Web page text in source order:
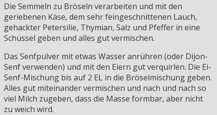
Die Semmeln zu Bröseln verarbeiten und mit den
geriebenen Käse, dem sehr feingeschnittenen Lauch,
gehackter Petersilie, Thymian, Salz und Pfeffer in eine
Schüssel geben und alles gut vermischen.
Das Senfpulver mit etwas Wasser anrühren (oder Dijon-
Senf verwenden) und mit den Eiern gut verquirlen. Die Ei-
Senf-Mischung bis auf 2 EL in die Bröselmischung geben.
Alles gut miteinander vermischen und nach und nach so
viel Milch zugeben, dass die Masse formbar, aber nicht
zu weich wird.